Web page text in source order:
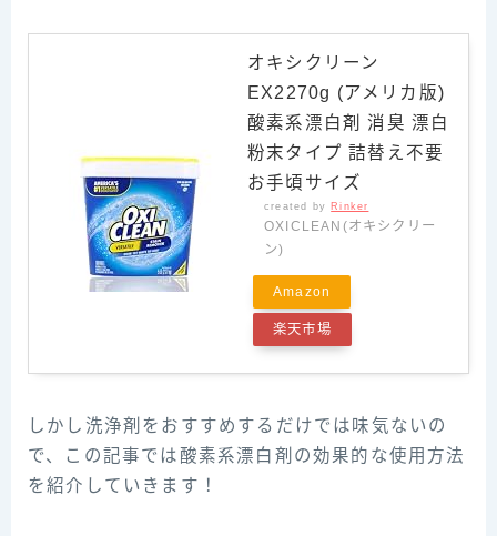
オキシクリーン
EX2270g (アメリカ版)
酸素系漂白剤 消臭 漂白
粉末タイプ 詰替え不要
お手頃サイズ
created by Rinker
OXICLEAN(オキシクリー
ン)
Amazon
楽天市場
しかし洗浄剤をおすすめするだけでは味気ないの
で、この記事では酸素系漂白剤の効果的な使用方法
を紹介していきます！